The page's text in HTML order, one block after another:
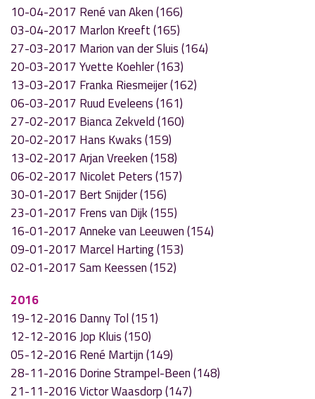
10-04-2017 René van Aken (166)
03-04-2017 Marlon Kreeft (165)
27-03-2017 Marion van der Sluis (164)
20-03-2017 Yvette Koehler (163)
13-03-2017 Franka Riesmeijer (162)
06-03-2017 Ruud Eveleens (161)
27-02-2017 Bianca Zekveld (160)
20-02-2017 Hans Kwaks (159)
13-02-2017 Arjan Vreeken (158)
06-02-2017 Nicolet Peters (157)
30-01-2017 Bert Snijder (156)
23-01-2017 Frens van Dijk (155)
16-01-2017 Anneke van Leeuwen (154)
09-01-2017 Marcel Harting (153)
02-01-2017 Sam Keessen (152)
2016
19-12-2016 Danny Tol (151)
12-12-2016 Jop Kluis (150)
05-12-2016 René Martijn (149)
28-11-2016 Dorine Strampel-Been (148)
21-11-2016 Victor Waasdorp (147)